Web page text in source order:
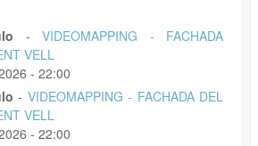
- VIDEOMAPPING - FACHADA
VELL
- 22:00
- VIDEOMAPPING - FACHADA DEL
VELL
- 22:00